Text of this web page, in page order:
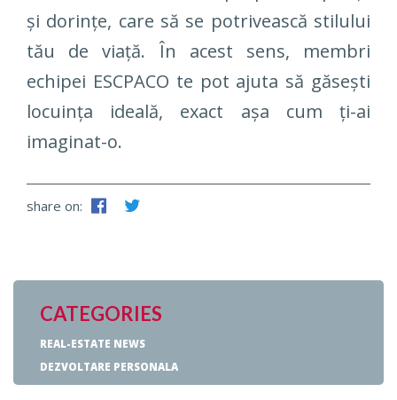
și dorințe, care să se potrivească stilului
tău de viață. În acest sens, membri
echipei ESCPACO te pot ajuta să găsești
locuința ideală, exact așa cum ți-ai
imaginat-o.
share on:
CATEGORIES
REAL-ESTATE NEWS
DEZVOLTARE PERSONALA